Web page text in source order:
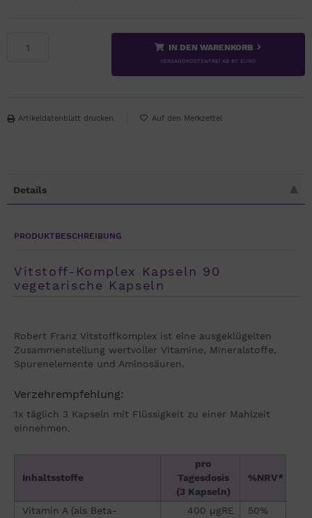
IN DEN WARENKORB
VERSANDKOSTENFREI AB 60 EURO
Artikeldatenblatt drucken
Details
PRODUKTBESCHREIBUNG
Vitstoff-Komplex Kapseln 90
vegetarische Kapseln
Robert Franz Vitstoffkomplex ist eine ausgeklügelten
Zusammenstellung wertvoller Vitamine, Mineralstoffe,
Spurenelemente und Aminosäuren.
Verzehrempfehlung:
1x täglich 3 Kapseln mit Flüssigkeit zu einer Mahlzeit
einnehmen.
Inhaltsstoffe
pro
Tagesdosis
(3 Kapseln)
%NRV*
Vitamin A (als Beta-
400 µgRE 50%